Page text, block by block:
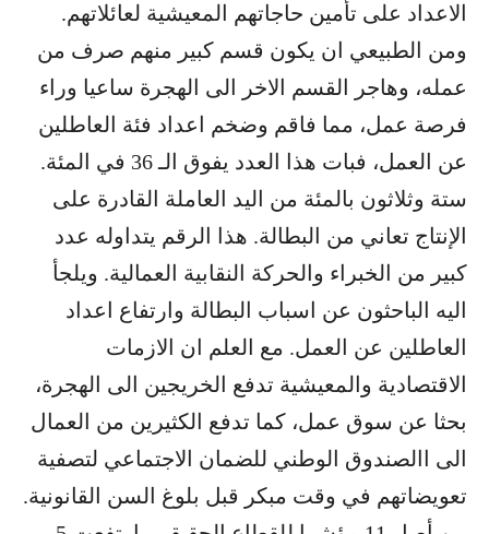
الاعداد على تأمين حاجاتهم المعيشية لعائلاتهم.
ومن الطبيعي ان يكون قسم كبير منهم صرف من
عمله، وهاجر القسم الاخر الى الهجرة ساعيا وراء
فرصة عمل، مما فاقم وضخم اعداد فئة العاطلين
عن العمل، فبات هذا العدد يفوق الـ 36 في المئة.
ستة وثلاثون بالمئة من اليد العاملة القادرة على
الإنتاج تعاني من البطالة. هذا الرقم يتداوله عدد
كبير من الخبراء والحركة النقابية العمالية. ويلجأ
اليه الباحثون عن اسباب البطالة وارتفاع اعداد
العاطلين عن العمل. مع العلم ان الازمات
الاقتصادية والمعيشية تدفع الخريجين الى الهجرة،
بحثا عن سوق عمل، كما تدفع الكثيرين من العمال
الى االصندوق الوطني للضمان الاجتماعي لتصفية
تعويضاتهم في وقت مبكر قبل بلوغ السن القانونية.